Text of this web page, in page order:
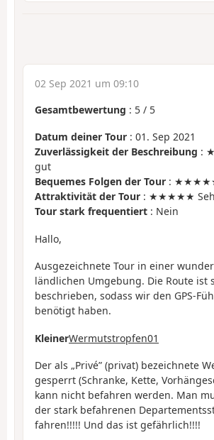
02 Sep 2021 um 09:10
Gesamtbewertung : 5 / 5
Datum deiner Tour : 01. Sep 2021
Zuverlässigkeit der Beschreibung :
gut
Bequemes Folgen der Tour :
Attraktivität der Tour : ★★★★★
Tour stark frequentiert : Nein
Hallo,
Ausgezeichnete Tour in einer
ländlichen Umgebung. Die Route ist
beschrieben, sodass wir den GPS-
benötigt haben.
KleinerWermutstropfen01
Der als „Privé” (privat) bezeichnete
gesperrt (Schranke, Kette,
kann nicht befahren werden. Man
der stark befahrenen
fahren!!!!! Und das ist gefährlich!!!!